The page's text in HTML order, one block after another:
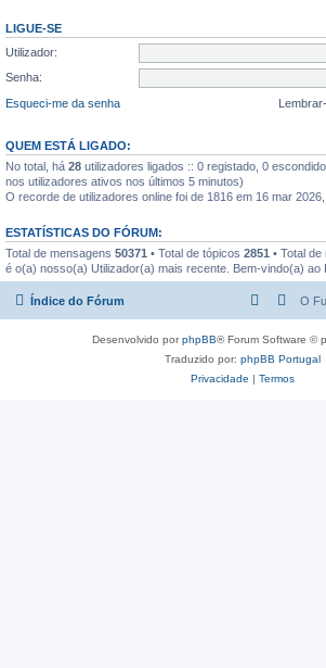
LIGUE-SE
Utilizador:
Senha:
Esqueci-me da senha
QUEM ESTÁ LIGADO:
No total, há 28 utilizadores ligados :: 0 registado, 0
nos utilizadores ativos nos últimos 5 minutos)
O recorde de utilizadores online foi de 1816 em 16 mar
ESTATÍSTICAS DO FÓRUM:
Total de mensagens 50371 • Total de tópicos 2851 • Total
é o(a) nosso(a) Utilizador(a) mais recente. Bem-vindo(a) ao
Índice do Fórum O
Desenvolvido porphpBB® Forum Software ©
Traduzido por: phpBB Portugal
Privacidade | Termos